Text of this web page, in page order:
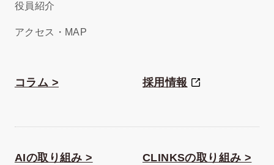
役員紹介
アクセス・MAP
コラム > 採用情報
AIの取り組み > CLINKSの取り組み >